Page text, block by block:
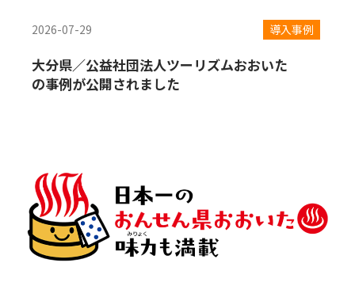
2026-07-29 導入事例
大分県／公益社団法人ツーリズムおおいた
の事例が公開されました